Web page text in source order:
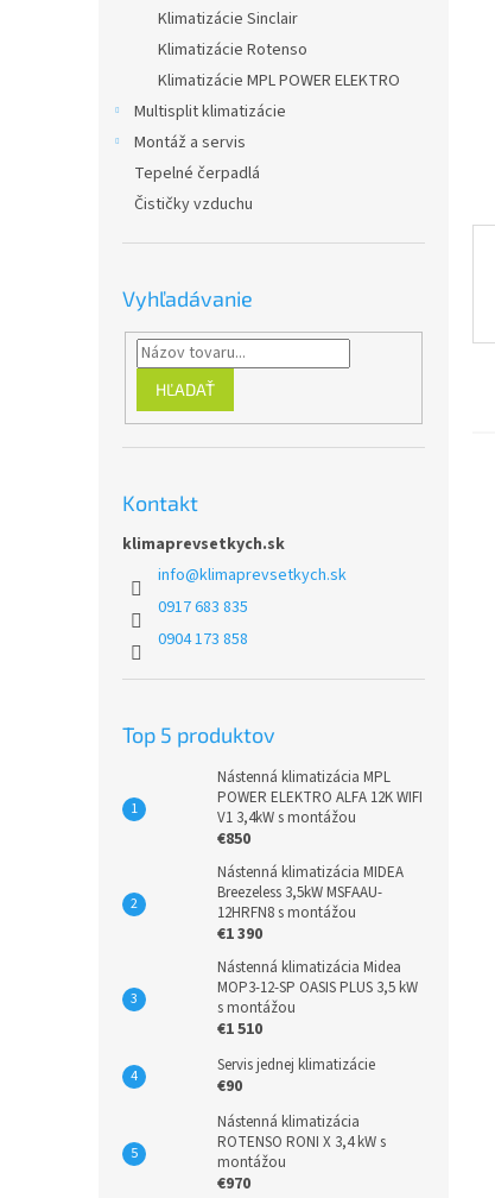
Klimatizácie Sinclair
Klimatizácie Rotenso
Klimatizácie MPL POWER ELEKTRO
Multisplit klimatizácie
Montáž a servis
Tepelné čerpadlá
Čističky vzduchu
Vyhľadávanie
HĽADAŤ
Kontakt
klimaprevsetkych.sk
info@klimaprevsetkych.sk
0917 683 835
0904 173 858
Top 5 produktov
Nástenná klimatizácia MPL
POWER ELEKTRO ALFA 12K WIFI
V1 3,4kW s montážou
€850
Nástenná klimatizácia MIDEA
Breezeless 3,5kW MSFAAU-
12HRFN8 s montážou
€1 390
Nástenná klimatizácia Midea
MOP3-12-SP OASIS PLUS 3,5 kW
s montážou
€1 510
Servis jednej klimatizácie
€90
Nástenná klimatizácia
ROTENSO RONI X 3,4 kW s
montážou
€970